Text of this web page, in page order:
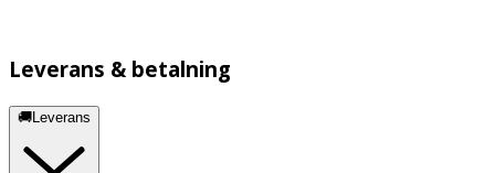
Leverans & betalning
🚚Leverans